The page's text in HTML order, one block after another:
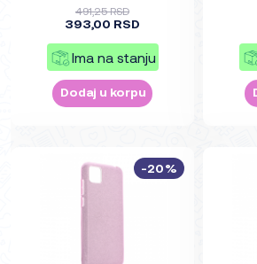
491,25 RSD
393,00 RSD
Ima na stanju
Dodaj u korpu
-20%